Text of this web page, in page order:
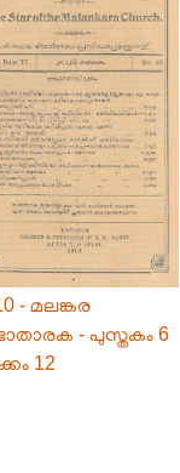
- മലങ്കര
- പുസ്തകം 6
12